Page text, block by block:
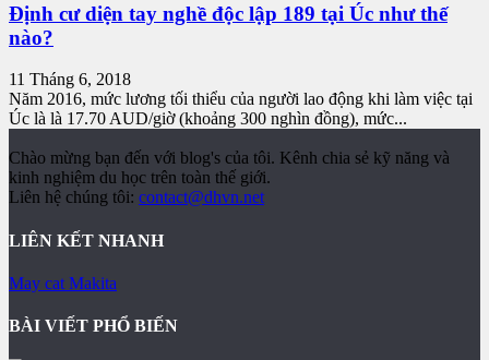
Định cư diện tay nghề độc lập 189 tại Úc như thế
nào?
11 Tháng 6, 2018
Năm 2016, mức lương tối thiểu của người lao động khi làm việc tại
Úc là là 17.70 AUD/giờ (khoảng 300 nghìn đồng), mức...
Chào mừng bạn đến với blog's của tôi. Kênh chia sẻ kỹ năng và
kinh nghiệm du học trên toàn thế giới.
Liên hệ chúng tôi: contact@dhvn.net
LIÊN KẾT NHANH
May cat Makita
BÀI VIẾT PHỔ BIẾN